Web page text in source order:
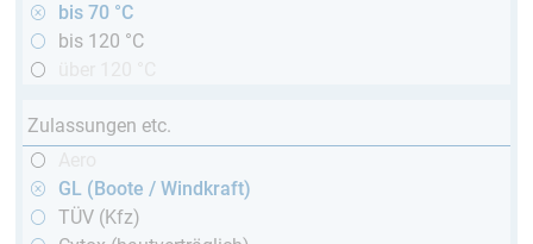
bis 70 °C
bis 120 °C
Zulassungen etc.
GL (Boote / Windkraft)
TÜV (Kfz)